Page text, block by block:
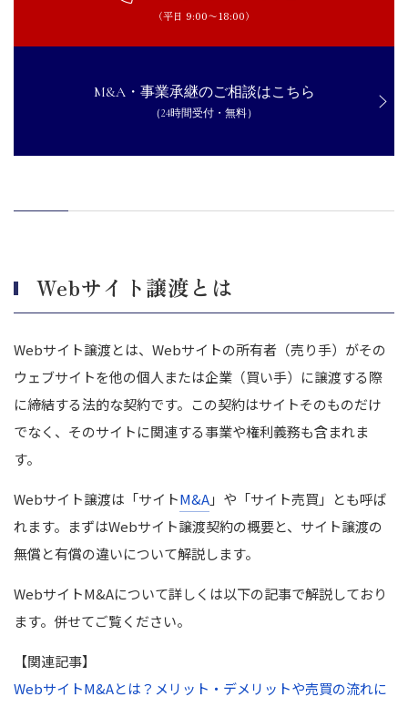
【買い手側】Webサイト譲渡の流れ
Webサイト譲渡契約書とは
Webサイト譲渡契約書の主な条項
知的財産やコンテンツの帰属先を事前に取り決めておく
違反時の対応や保障内容を契約書に明記してトラブルを防止する
ライセンス契約やSaaS利用規約の譲渡制限に注意する
個人情報の取り扱いについて事前に確認する
まとめ｜Webサイト譲渡に向けて流れや注意点を押さえて成功に
（平日 9:00〜18:00）
M&A・事業承継のご相談はこちら
（24時間受付・無料）
Webサイト譲渡とは
Webサイト譲渡とは、Webサイトの所有者（売り手）がその
ウェブサイトを他の個人または企業（買い手）に譲渡する際
に締結する法的な契約です。この契約はサイトそのものだけ
でなく、そのサイトに関連する事業や権利義務も含まれま
す。
Webサイト譲渡は「サイトM&A」や「サイト売買」とも呼ば
れます。まずはWebサイト譲渡契約の概要と、サイト譲渡の
無償と有償の違いについて解説します。
WebサイトM&Aについて詳しくは以下の記事で解説しており
ます。併せてご覧ください。
【関連記事】
WebサイトM&Aとは？メリット・デメリットや売買の流れに